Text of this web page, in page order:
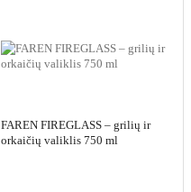
FAREN FIREGLASS – grilių ir
orkaičių valiklis 750 ml